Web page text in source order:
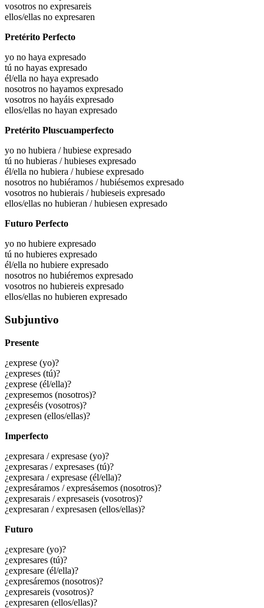
vosotros no expresareis
ellos/ellas no expresaren
Pretérito Perfecto
yo no haya expresado
tú no hayas expresado
él/ella no haya expresado
nosotros no hayamos expresado
vosotros no hayáis expresado
ellos/ellas no hayan expresado
Pretérito Pluscuamperfecto
yo no hubiera / hubiese expresado
tú no hubieras / hubieses expresado
él/ella no hubiera / hubiese expresado
nosotros no hubiéramos / hubiésemos expresado
vosotros no hubierais / hubieseis expresado
ellos/ellas no hubieran / hubiesen expresado
Futuro Perfecto
yo no hubiere expresado
tú no hubieres expresado
él/ella no hubiere expresado
nosotros no hubiéremos expresado
vosotros no hubiereis expresado
ellos/ellas no hubieren expresado
Subjuntivo
Presente
¿exprese (yo)?
¿expreses (tú)?
¿exprese (él/ella)?
¿expresemos (nosotros)?
¿expreséis (vosotros)?
¿expresen (ellos/ellas)?
Imperfecto
¿expresara / expresase (yo)?
¿expresaras / expresases (tú)?
¿expresara / expresase (él/ella)?
¿expresáramos / expresásemos (nosotros)?
¿expresarais / expresaseis (vosotros)?
¿expresaran / expresasen (ellos/ellas)?
Futuro
¿expresare (yo)?
¿expresares (tú)?
¿expresare (él/ella)?
¿expresáremos (nosotros)?
¿expresareis (vosotros)?
¿expresaren (ellos/ellas)?